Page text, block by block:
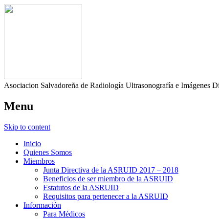
Asociacion Salvadoreña de Radiología Ultrasonografía e Imágenes
Menu
Skip to content
Inicio
Quienes Somos
Miembros
Junta Directiva de la ASRUID 2017 – 2018
Beneficios de ser miembro de la ASRUID
Estatutos de la ASRUID
Requisitos para pertenecer a la ASRUID
Información
Para Médicos